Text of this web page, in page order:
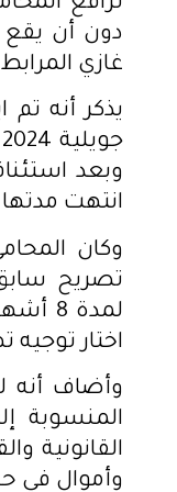
دون أن يقع
غازي
انتهت
وكان
تصريح
اختار توجيه
وأضاف أنه
المنسوبة
القانونية
وأموال في